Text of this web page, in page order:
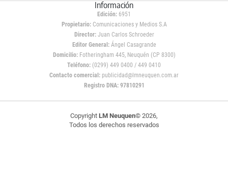
Información
Edición: 6951
Propietario:Comunicaciones y Medios S.A
Director: Juan Carlos Schroeder
Editor General:Ángel Casagrande
Domicilio:Fotheringham 445, Neuquén (CP 8300)
Teléfono: (0299) 449 0400 / 449 0410
Contacto comercial: publicidad@lmneuquen.com.ar
Registro DNA: 97810291
Copyright LM Neuquen© 2026,
Todos los derechos reservados